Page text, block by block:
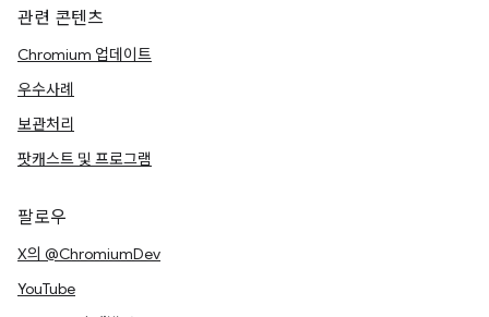
관련 콘텐츠
Chromium 업데이트
우수사례
보관처리
팟캐스트 및 프로그램
팔로우
X의 @ChromiumDev
YouTube